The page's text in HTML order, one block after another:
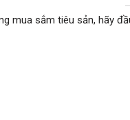
mua sắm tiêu sản, hãy